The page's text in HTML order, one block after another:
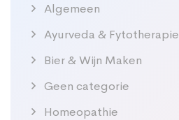
Algemeen
Ayurveda & Fytotherapie
Bier & Wijn Maken
Geen categorie
Homeopathie